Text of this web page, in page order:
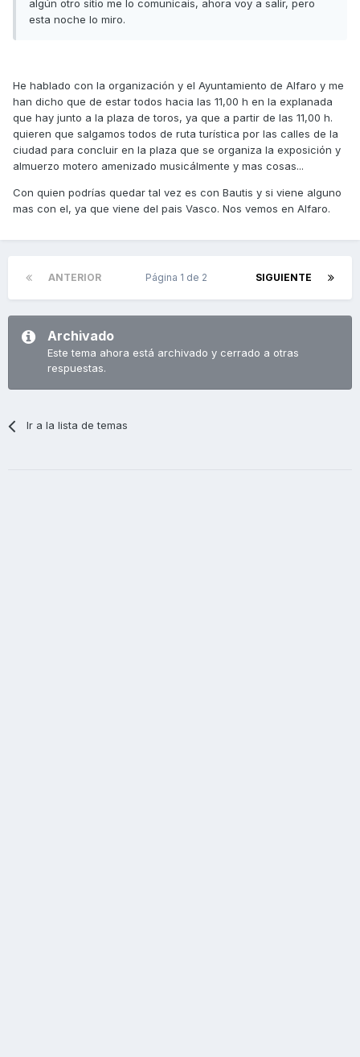
algún otro sitio me lo comunicais, ahora voy a salir, pero
esta noche lo miro.
He hablado con la organización y el Ayuntamiento de Alfaro y me
han dicho que de estar todos hacia las 11,00 h en la explanada
que hay junto a la plaza de toros, ya que a partir de las 11,00 h.
quieren que salgamos todos de ruta turística por las calles de la
ciudad para concluir en la plaza que se organiza la exposición y
almuerzo motero amenizado musicálmente y mas cosas...
Con quien podrías quedar tal vez es con Bautis y si viene alguno
mas con el, ya que viene del pais Vasco. Nos vemos en Alfaro.
ANTERIOR SIGUIENTE
Página 1 de 2
Archivado
Este tema ahora está archivado y cerrado a otras
respuestas.
Ir a la lista de temas